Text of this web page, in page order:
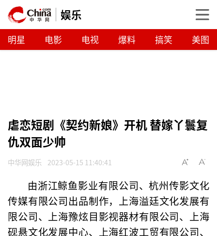
娱乐
明星 电影 电视 爆料 搞笑 美图
虐恋短剧《契约新娘》开机 替嫁丫鬟复
仇双面少帅
中华网娱乐 2023-05-15 11:40:41
由浙江鲸鱼影业有限公司、杭州传影文化
传媒有限公司出品制作，上海溢廷文化发展有
限公司、上海豫炫目影视器材有限公司、上海
砚悬文化发展中心、上海红波工贸有限公司、